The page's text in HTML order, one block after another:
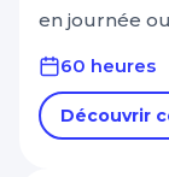
en journée
60 heures
Découvrir